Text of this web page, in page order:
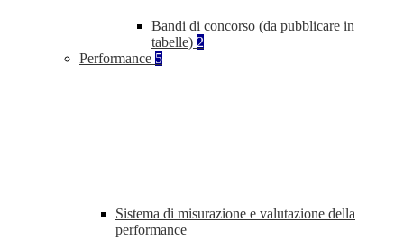
Bandi di concorso (da pubblicare in
tabelle) 2
Performance 5
Sistema di misurazione e valutazione della
performance